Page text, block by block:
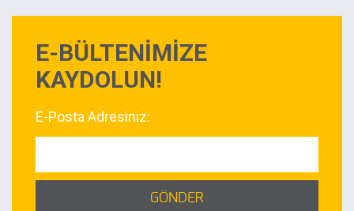
E-BÜLTENİMİZE
KAYDOLUN!
E-Posta Adresiniz:
GÖNDER